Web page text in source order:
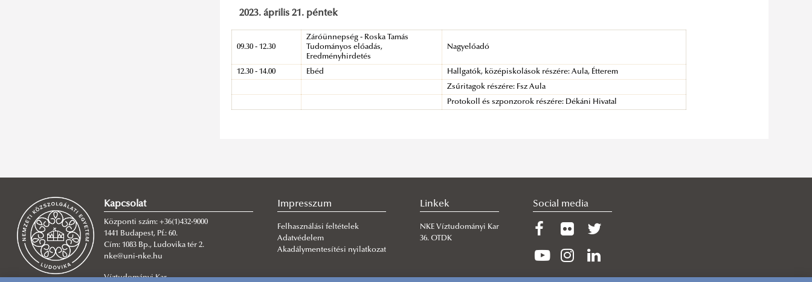
2023. április 21. péntek
09.30 - 12.30
Záróünnepség - Roska Tamás
Tudományos előadás,
Eredményhirdetés
Nagyelőadó
12.30 - 14.00 Ebéd Hallgatók, középiskolások részére: Aula, Étterem
Zsűritagok részére: Fsz Aula
Protokoll és szponzorok részére: Dékáni Hivatal
Kapcsolat
Központi szám: +36(1)432-9000
1441 Budapest, Pf.: 60.
Cím: 1083 Bp., Ludovika tér 2.
nke@uni-nke.hu
Víztudományi Kar
Impresszum
Felhasználási feltételek
Adatvédelem
Akadálymentesítési nyilatkozat
Linkek
NKE Víztudományi Kar
36. OTDK
Social media